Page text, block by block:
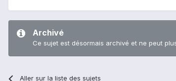
Archivé
Ce sujet est désormais archivé et ne peut
Aller sur la liste des sujets